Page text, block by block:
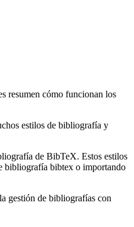
resumen cómo funcionan los
estilos de bibliografía y
de BibTeX. Estos estilos
bibliografía bibtex o importando
gestión de bibliografías con